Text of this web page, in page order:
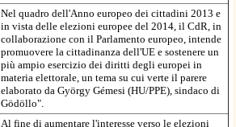
Nel quadro dell'Anno europeo dei cittadini 2013 e
in vista delle elezioni europee del 2014, il CdR, in
collaborazione con il Parlamento europeo, intende
promuovere la cittadinanza dell'UE e sostenere un
più ampio esercizio dei diritti degli europei in
materia elettorale, un tema su cui verte il parere
elaborato da György Gémesi (HU/PPE), sindaco di
Gödöllo".
Al fine di aumentare l'interesse verso le elezioni